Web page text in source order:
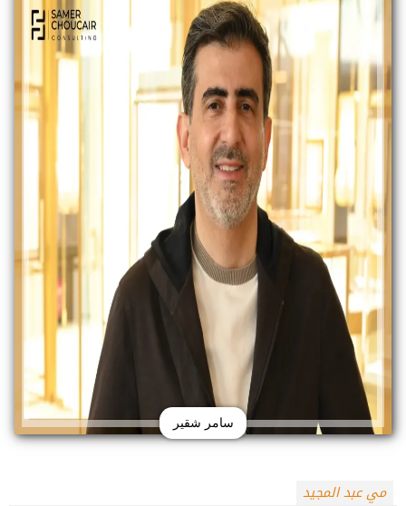
سامر شقير
مي عبد المجيد